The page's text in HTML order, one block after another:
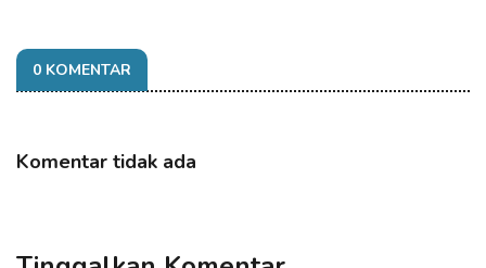
0 KOMENTAR
Komentar tidak ada